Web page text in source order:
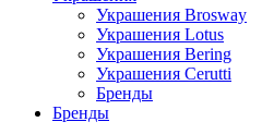
Украшения Brosway
Украшения Lotus
Украшения Bering
Украшения Cerutti
Бренды
Бренды